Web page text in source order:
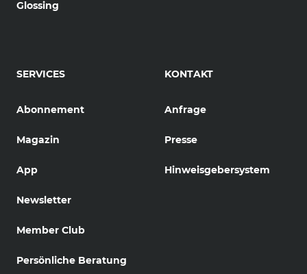
Glossing
SERVICES
Abonnement
Magazin
App
Newsletter
Member Club
Persönliche Beratung
KONTAKT
Anfrage
Presse
Hinweisgebersystem